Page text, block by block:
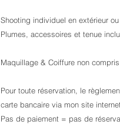
Shooting individuel en extérieur
Plumes, accessoires et tenue
Maquillage & Coiffure non
Pour toute réservation, le
carte bancaire via mon site
Pas de paiement = pas de